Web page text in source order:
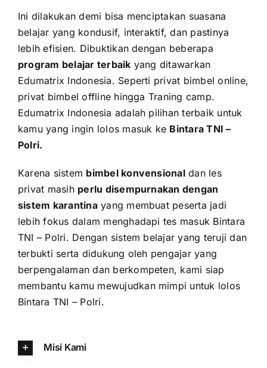
Ini dilakukan demi bisa menciptakan suasana
belajar yang kondusif, interaktif, dan pastinya
lebih efisien. Dibuktikan dengan beberapa
program belajar terbaik yang ditawarkan
Edumatrix Indonesia. Seperti privat bimbel online,
privat bimbel offline hingga Traning camp.
Edumatrix Indonesia adalah pilihan terbaik untuk
kamu yang ingin lolos masuk ke Bintara TNI –
Polri.
Karena sistem bimbel konvensionaldan les
privat masih perlu disempurnakan dengan
sistem karantinayang membuat peserta jadi
lebih fokus dalam menghadapi tes masuk Bintara
TNI – Polri. Dengan sistem belajar yang teruji dan
terbukti serta didukung oleh pengajar yang
berpengalaman dan berkompeten, kami siap
membantu kamu mewujudkan mimpi untuk lolos
Bintara TNI – Polri.
Misi Kami